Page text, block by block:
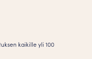
kaikille yli 100